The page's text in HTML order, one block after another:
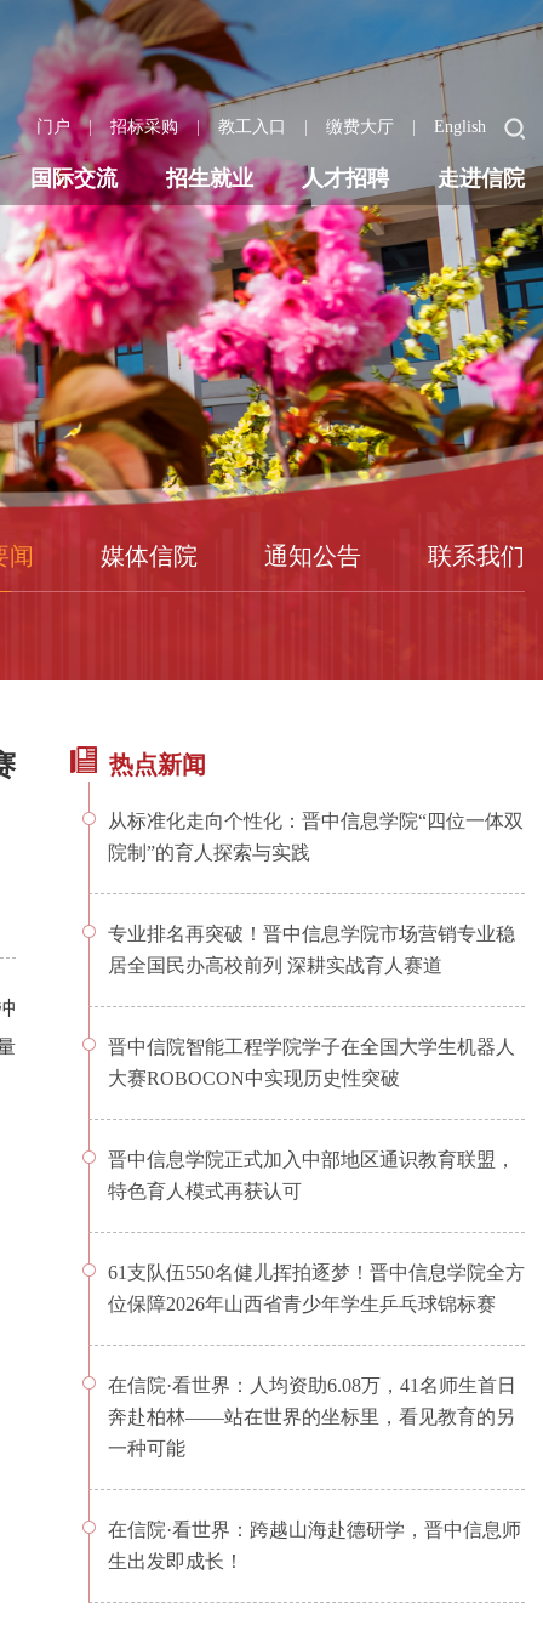
门户 | 招标采购 | 教工入口 | 缴费大厅 | English
国际交流 招生就业 人才招聘 走进信院
闻 媒体信院 通知公告 联系我们
热点新闻
从标准化走向个性化：晋中信息学院“四位一体双
院制”的育人探索与实践
专业排名再突破！晋中信息学院市场营销专业稳
居全国民办高校前列 深耕实战育人赛道
晋中信院智能工程学院学子在全国大学生机器人
大赛ROBOCON中实现历史性突破
晋中信息学院正式加入中部地区通识教育联盟，
特色育人模式再获认可
61支队伍550名健儿挥拍逐梦！晋中信息学院全方
位保障2026年山西省青少年学生乒乓球锦标赛
在信院·看世界：人均资助6.08万，41名师生首日
奔赴柏林——站在世界的坐标里，看见教育的另
一种可能
在信院·看世界：跨越山海赴德研学，晋中信息师
生出发即成长！